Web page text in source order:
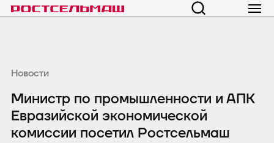
Новости
Министр по промышленности и АПК
Евразийской экономической
комиссии посетил Ростсельмаш